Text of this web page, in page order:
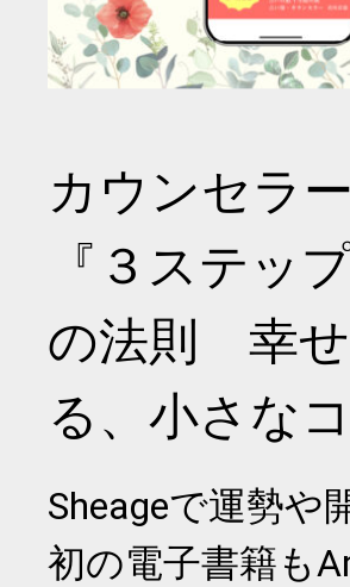
カウンセラ
『３ステッ
の法則 幸せ
る、小さなコ
Sheageで運勢や
初の電子書籍も